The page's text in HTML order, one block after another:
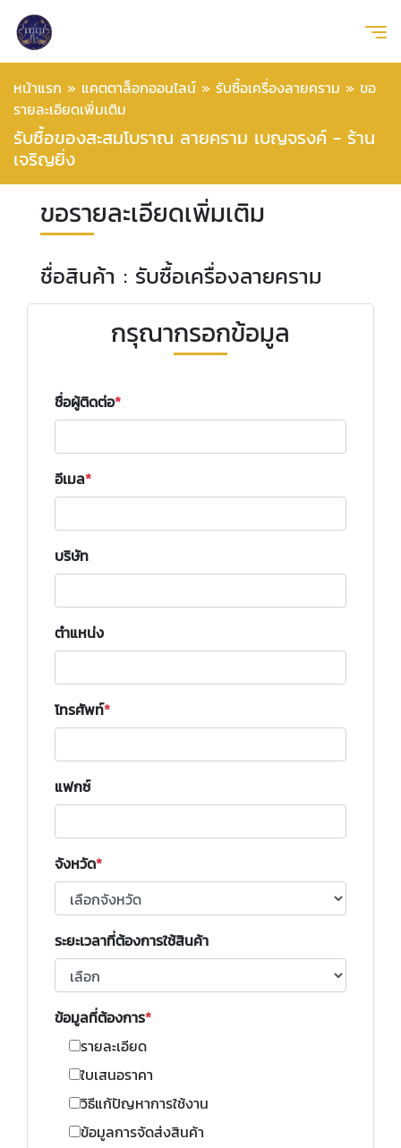
หน้าแรก » แคตตาล็อกออนไลน์ » รับซื้อเครื่องลายคราม » ขอ
รายละเอียดเพิ่มเติม
รับซื้อของสะสมโบราณ ลายคราม เบญจรงค์ - ร้าน
เจริญยิ่ง
ขอรายละเอียดเพิ่มเติม
ชื่อสินค้า : รับซื้อเครื่องลายคราม
กรุณากรอกข้อมูล
ชื่อผู้ติดต่อ
อีเมล
บริษัท
ตำแหน่ง
โทรศัพท์
แฟกซ์
จังหวัด
ระยะเวลาที่ต้องการใช้สินค้า
ข้อมูลที่ต้องการ
รายละเอียด
ใบเสนอราคา
วิธีแก้ปัญหาการใช้งาน
ข้อมูลการจัดส่งสินค้า